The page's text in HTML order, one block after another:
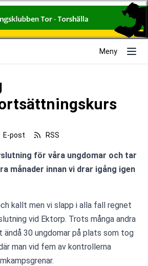
Meny
E-post RSS
för våra ungdomar och tar
månader innan vi drar igång igen
kallt men vi slapp i alla fall regnet
vid Ektorp. Trots många andra
30 ungdomar på plats som tog
man vid fem av kontrollerna